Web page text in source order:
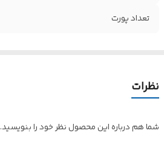
تعداد پورت‌
نظرات
شما هم درباره این محصول نظر خود را بنویسید.